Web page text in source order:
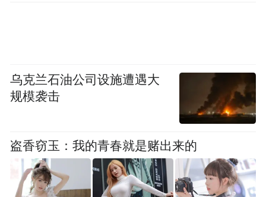
乌克兰石油公司设施遭遇大
规模袭击
盗香窃玉：我的青春就是赌出来的